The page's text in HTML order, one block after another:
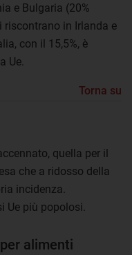
e Bulgaria (20%
riscontrano in Irlanda e
con il 15,5%, è
Ue.
Torna su
quella per il
che a ridosso della
incidenza.
Ue più popolosi.
alimenti